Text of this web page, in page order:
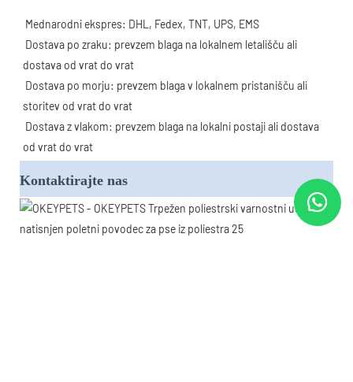
Mednarodni ekspres: DHL, Fedex, TNT, UPS, EMS
dostava od vrat do vrat
storitev od vrat do vrat
od vrat do vrat
Kontaktirajte nas